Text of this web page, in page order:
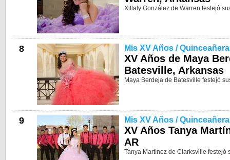
Xitlaly González de Warren festejó
8 Mis XV Años /
XV Años de Maya
Batesville, Arkansas
Maya Berdeja de Batesville festejó
9 Mis XV Años /
XV Años Tanya
AR
Tanya Martínez de Clarksville festejó